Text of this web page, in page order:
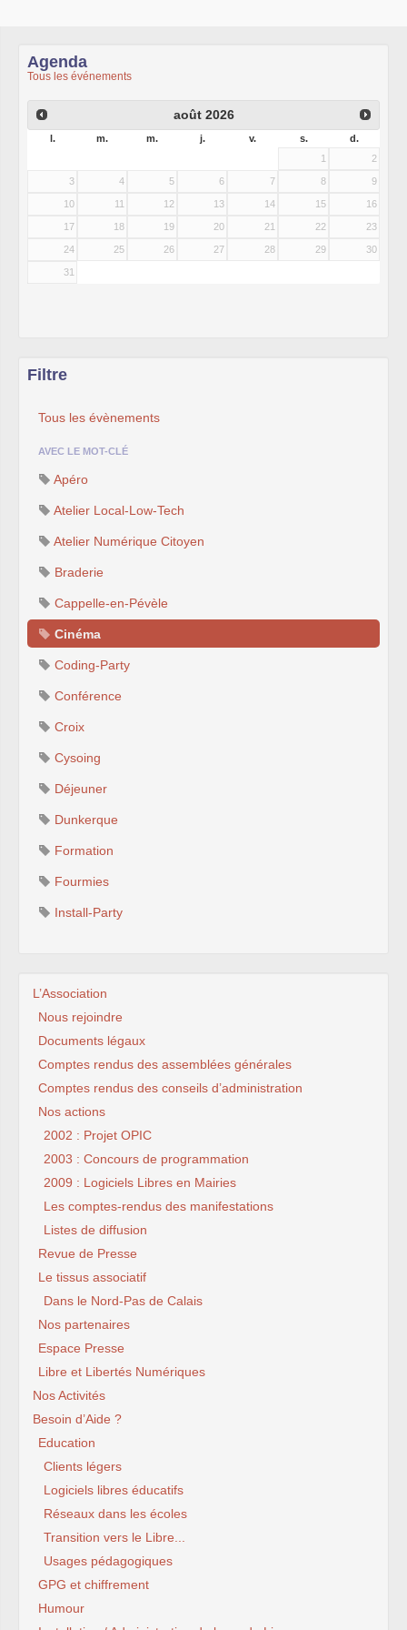
Agenda
Tous les événements
août 2026
l. m. m. j. v. s.
d.
1
2
3 4 5 6 7 8 9
10 11 12 13 14 15 16
17 18 19 20 21 22 23
24 25 26 27 28 29 30
31
Filtre
Tous les évènements
AVEC LE MOT-CLÉ
Apéro
Atelier Local-Low-Tech
Atelier Numérique Citoyen
Braderie
Cappelle-en-Pévèle
Cinéma
Coding-Party
Conférence
Croix
Cysoing
Déjeuner
Dunkerque
Formation
Fourmies
Install-Party
L’Association
Nous rejoindre
Documents légaux
Comptes rendus des assemblées générales
Comptes rendus des conseils d’administration
Nos actions
2002 : Projet OPIC
2003 : Concours de programmation
2009 : Logiciels Libres en Mairies
Les comptes-rendus des manifestations
Listes de diffusion
Revue de Presse
Le tissus associatif
Dans le Nord-Pas de Calais
Nos partenaires
Espace Presse
Libre et Libertés Numériques
Nos Activités
Besoin d’Aide ?
Education
Clients légers
Logiciels libres éducatifs
Réseaux dans les écoles
Transition vers le Libre...
Usages pédagogiques
GPG et chiffrement
Humour